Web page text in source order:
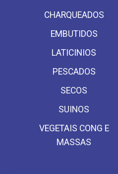
CHARQUEADOS
EMBUTIDOS
LATICINIOS
PESCADOS
SECOS
SUINOS
VEGETAIS CONG E
MASSAS